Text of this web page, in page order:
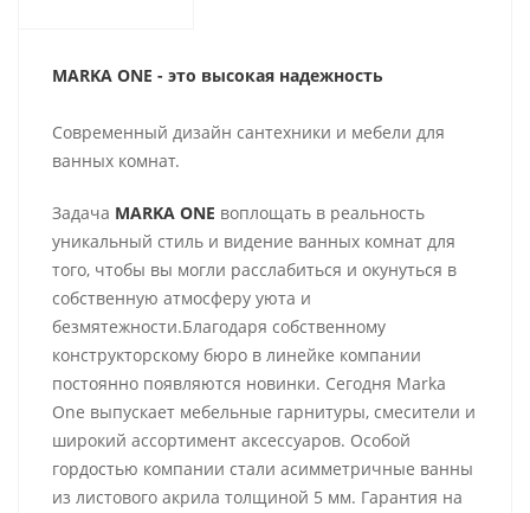
MARKA ONE - это высокая надежность
Современный дизайн сантехники и мебели для
ванных комнат.
Задача MARKA ONE воплощать в реальность
уникальный стиль и видение ванных комнат для
того, чтобы вы могли расслабиться и окунуться в
собственную атмосферу уюта и
безмятежности.Благодаря собственному
конструкторскому бюро в линейке компании
постоянно появляются новинки. Сегодня Marka
One выпускает мебельные гарнитуры, смесители и
широкий ассортимент аксессуаров. Особой
гордостью компании стали асимметричные ванны
из листового акрила толщиной 5 мм. Гарантия на